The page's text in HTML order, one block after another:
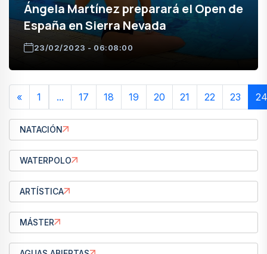
Ángela Martínez preparará el Open de
España en Sierra Nevada
23/02/2023 - 06:08:00
« 1 ... 17 18 19 20 21 22 23 24
NATACIÓN
WATERPOLO
ARTÍSTICA
MÁSTER